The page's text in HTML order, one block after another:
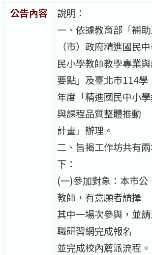
公告內容
說明：
一、依據教育部「補
（市）政府精進國民
民小學教師教學專業
要點」及臺北市114學
年度「精進國民中小
與課程品質整體推動
計畫」辦理。
二、旨揭工作坊共有
下：
(一)參加對象：本市公
教師，有意願者請擇
其中一場次參與，並
職研習網完成報名
並完成校內薦派流程。